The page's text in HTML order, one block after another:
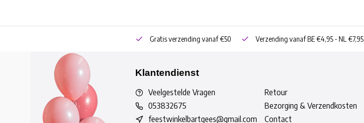
Gratis verzending vanaf €50 Verzending vanaf BE €4,95 - NL €7,95
Klantendienst
Veelgestelde Vragen
053832675
feestwinkelbartgees@gmail.com
Retour
Bezorging & Verzendkosten
Contact